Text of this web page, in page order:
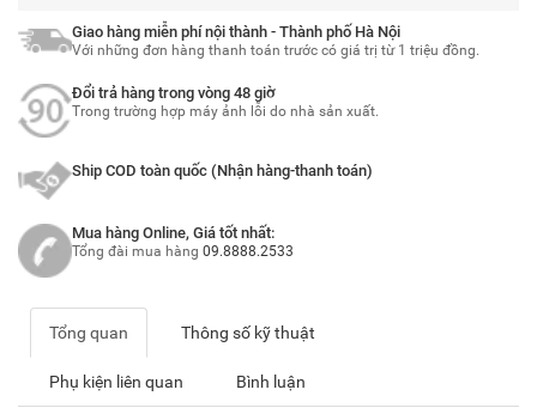
Giao hàng miễn phí nội thành - Thành phố Hà Nội
Với những đơn hàng thanh toán trước có giá trị từ 1 triệu đồng.
Đổi trả hàng trong vòng 48 giờ
Trong trường hợp máy ảnh lỗi do nhà sản xuất.
Ship COD toàn quốc (Nhận hàng-thanh toán)
Mua hàng Online, Giá tốt nhất:
Tổng đài mua hàng 09.8888.2533
Tổng quan Thông số kỹ thuật
Phụ kiện liên quan Bình luận